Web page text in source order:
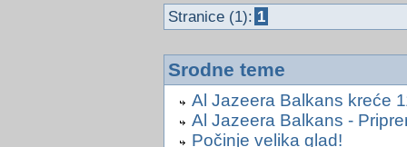
Stranice (1): 1
Srodne teme
Al Jazeera Balkans kreće
Al Jazeera Balkans -
Počinje velika glad!